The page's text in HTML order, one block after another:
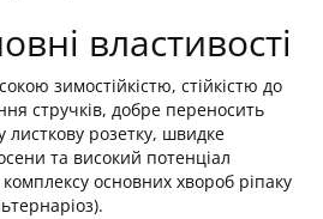
властивості
зимостійкістю, стійкістю до
стручків, добре переносить
листкову розетку, швидке
та високий потенціал
основних хвороб ріпаку